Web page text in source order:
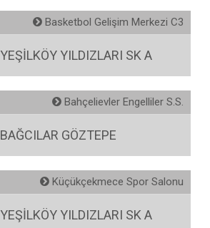
Basketbol Gelişim Merkezi C3
YEŞİLKÖY YILDIZLARI SK A
Bahçelievler Engelliler S.S.
BAĞCILAR GÖZTEPE
Küçükçekmece Spor Salonu
YEŞİLKÖY YILDIZLARI SK A